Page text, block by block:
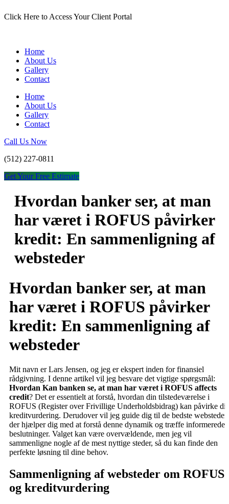
to
Click Here to Access Your Client Portal
Home
About Us
Gallery
Contact
Home
About Us
Gallery
Contact
Call Us Now
(512) 227-0811
Get Your Free Estimate
Hvordan banker ser, at man
har været i ROFUS påvirker
kredit: En sammenligning af
websteder
Hvordan banker ser, at man
har været i ROFUS påvirker
kredit: En sammenligning af
websteder
Mit navn er Lars Jensen, og jeg er ekspert inden for finansiel
rådgivning. I denne artikel vil jeg besvare det vigtige spørgsmål:
Hvordan Kan banken se, at man har været i ROFUS affects
credit? Det er essentielt at forstå, hvordan din tilstedeværelse i
ROFUS (Register over Frivillige Underholdsbidrag) kan påvirke
kreditvurdering. Derudover vil jeg guide dig til de bedste websteder,
der hjælper dig med at forstå denne dynamik og træffe informerede
beslutninger. Valget kan være overvældende, men jeg vil
sammenligne nogle af de mest nyttige steder, så du kan finde den
perfekte løsning til dine behov.
Sammenligning af websteder om ROFUS
og kreditvurdering